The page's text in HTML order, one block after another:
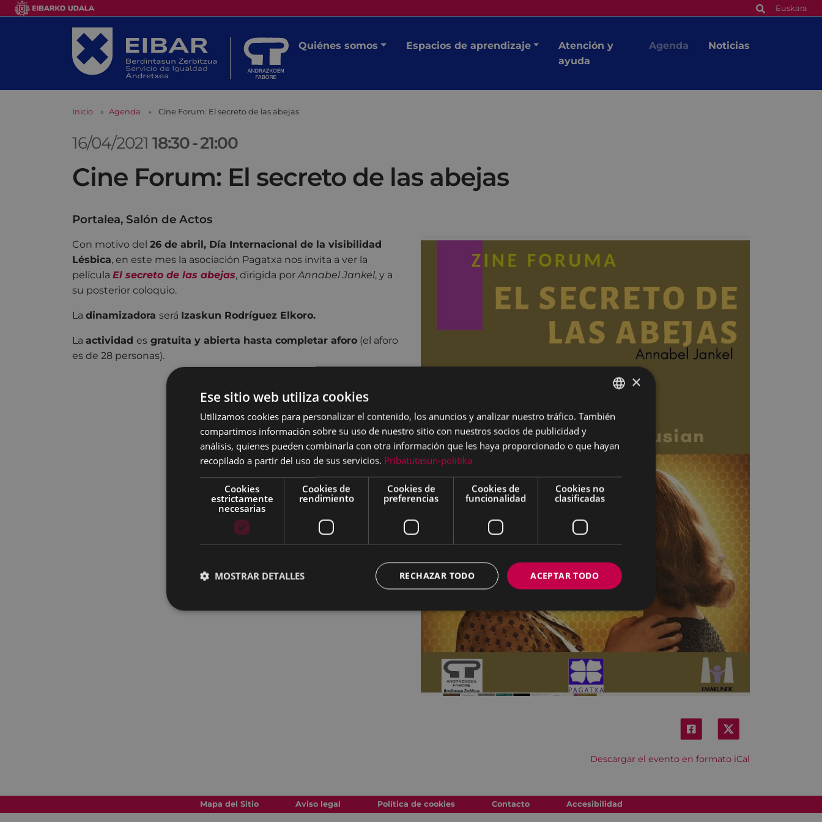
Euskara
Quiénes somos Espacios de aprendizaje
Atención y
ayuda
Agenda Noticias
Inicio Agenda Cine Forum: El secreto de las abejas
16/04/2021 18:30-21:00
Cine Forum: El secreto de las abejas
Portalea, Salón de Actos
Descargar el evento en formato iCal
Con motivo del 26 de abril, Día Internacional de la visibilidad
Lésbica, en este mes la asociación Pagatxa nos invita a ver la
película El secreto de las abejas, dirigida porAnnabel Jankel, y a
su posterior coloquio.
La dinamizadora será Izaskun Rodríguez Elkoro.
La actividad es gratuita y abierta hasta completar aforo (el aforo
es de 28 personas).
Mapa del Sitio Aviso legal Política de cookies Contacto Accesibilidad
BASQUE
×
Ese sitio web utiliza cookies
Utilizamos cookies para personalizar el contenido, los anuncios y analizar nuestro tráfico. También
compartimos información sobre su uso de nuestro sitio con nuestros socios de publicidad y
análisis, quienes pueden combinarla con otra información que les haya proporcionado o que hayan
recopilado a partir del uso de sus servicios. Pribatutasun-politika
Cookies
estrictamente
necesarias
Cookies de
rendimiento
Cookies de
preferencias
Cookies de
funcionalidad
Cookies no
clasificadas
ACEPTAR TODO
RECHAZAR TODO
MOSTRAR DETALLES